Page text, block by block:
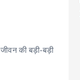
की बड़ी-बड़ी